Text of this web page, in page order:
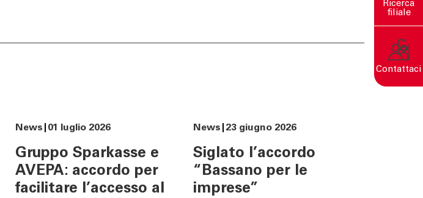
Come contattarci
lun - ven
: 08.00 - 22.00
sab : 08.00 - 14.00
Un mondo sostenibile nasce
Ricerca
filiale
Contattaci
News 01 luglio 2026
Gruppo Sparkasse e
AVEPA: accordo per
facilitare l’accesso al
News 23 giugno 2026
Siglato l’accordo
“Bassano per le
imprese”